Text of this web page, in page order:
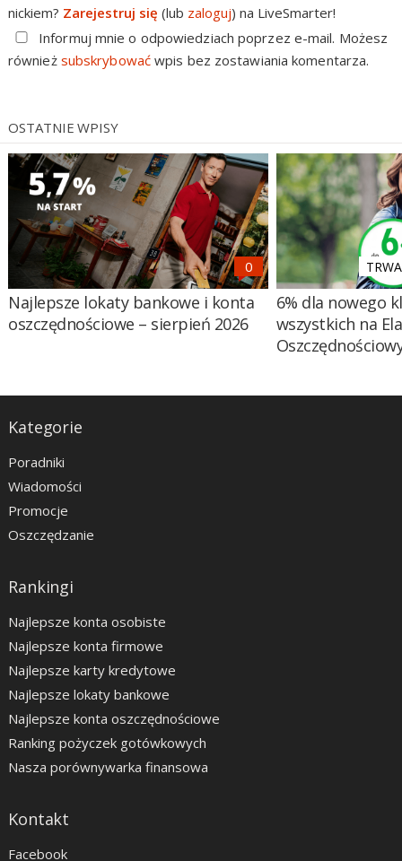
nickiem? Zarejestruj się (lub zaloguj) na LiveSmarter!
Informuj mnie o odpowiedziach poprzez e-mail. Możesz
również subskrybowaćwpis bez zostawiania komentarza.
OSTATNIE WPISY
Najlepsze lokaty bankowe i konta
oszczędnościowe – sierpień 2026
6% dla nowego
wszystkich na
Kategorie
Poradniki
Wiadomości
Promocje
Oszczędzanie
Rankingi
Najlepsze konta osobiste
Najlepsze konta firmowe
Najlepsze karty kredytowe
Najlepsze lokaty bankowe
Najlepsze konta oszczędnościowe
Ranking pożyczek gotówkowych
Nasza porównywarka finansowa
Kontakt
Facebook